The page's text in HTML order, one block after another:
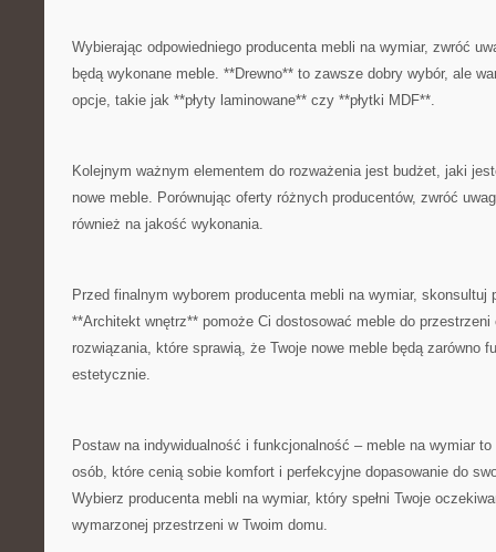
Wybierając odpowiedniego producenta mebli na wymiar, zwróć
będą wykonane⁣ meble. **Drewno** to zawsze dobry wybór, ale
opcje,⁢ takie jak **płyty laminowane**‌ czy **płytki MDF**.
Kolejnym ważnym elementem do rozważenia jest budżet, jaki
⁢nowe meble.⁢ Porównując oferty różnych producentów, zwróć
również​ na‍ jakość wykonania.
Przed finalnym wyborem producenta mebli‌ na wymiar, skonsultuj
**Architekt ⁤wnętrz** pomoże Ci dostosować meble ‍do
rozwiązania, ​które sprawią, że Twoje nowe meble będą zarówno
estetycznie.
Postaw na⁣ indywidualność⁤ i funkcjonalność –⁣ meble na‍ wymiar
osób, ​które ‌cenią ‌sobie komfort​ i ‌perfekcyjne dopasowanie do
Wybierz producenta mebli na wymiar, który spełni Twoje
wymarzonej przestrzeni w Twoim domu.